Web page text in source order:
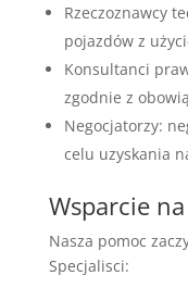
Rzeczoznawcy
pojazdów z
Konsultanci
zgodnie z
Negocjatorzy:
celu uzyskania
Wsparcie
Nasza pomoc
Specjalisci: